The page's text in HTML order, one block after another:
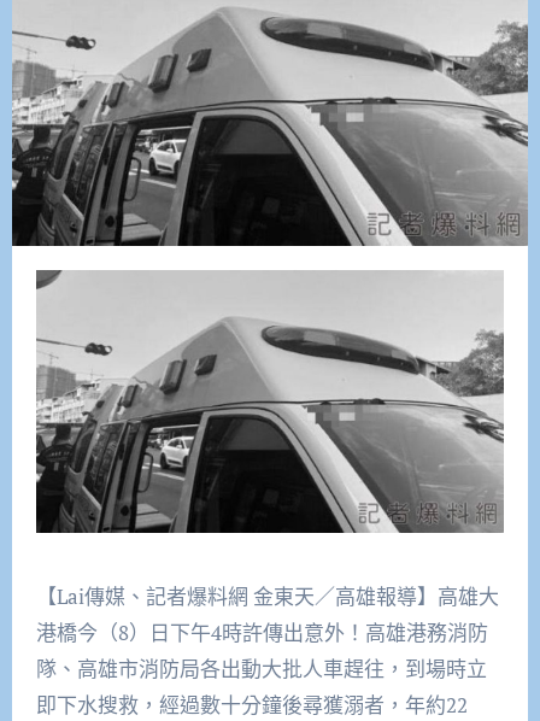
【Lai傳媒、記者爆料網 金東天／高雄報導】高雄大
港橋今（8）日下午4時許傳出意外！高雄港務消防
隊、高雄市消防局各出動大批人車趕往，到場時立
即下水搜救，經過數十分鐘後尋獲溺者，年約22